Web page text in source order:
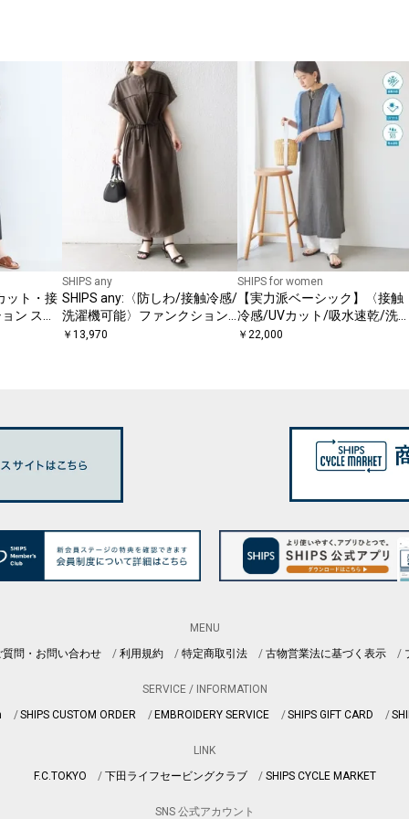
ット・接
ン スキ
SHIPS any
SHIPS any:〈防しわ/接触冷感/
洗濯機可能〉ファンクション
パイピング ドロスト ワンピー
￥ 13,970
SHIPS for women
【実力派ベーシック】〈接触
冷感/UVカット/吸水速乾/洗
機可能〉SUUSUU タック スリ
￥ 22,000
MENU
問・お問い合わせ
利用規約 特定商取引法 古物営業法に基づく表示
SERVICE / INFORMATION
SHIPS CUSTOM ORDER EMBROIDERY SERVICE SHIPS GIFT CARD
LINK
F.C.TOKYO
下田ライフセービングクラブ SHIPS CYCLE MARKET
SNS 公式アカウント